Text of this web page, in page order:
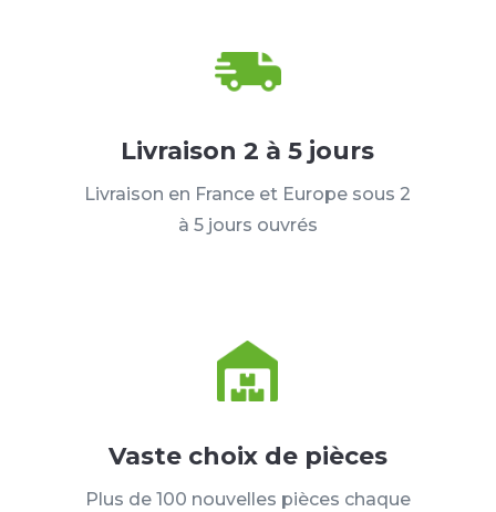
Livraison 2 à 5 jours
Livraison en France et Europe sous 2
à 5 jours ouvrés
Vaste choix de pièces
Plus de 100 nouvelles pièces chaque